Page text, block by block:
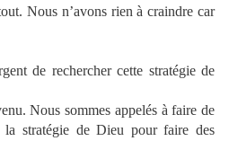
Nous n’avons rien à craindre car
de rechercher cette stratégie de
Nous sommes appelés à faire de
stratégie de Dieu pour faire des